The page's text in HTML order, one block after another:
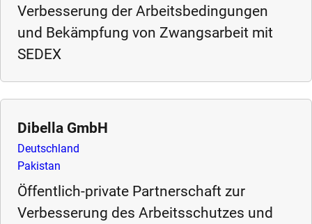
Verbesserung der Arbeitsbedingungen
und Bekämpfung von Zwangsarbeit mit
SEDEX
Dibella GmbH
Deutschland
Pakistan
Öffentlich-private Partnerschaft zur
Verbesserung des Arbeitsschutzes und